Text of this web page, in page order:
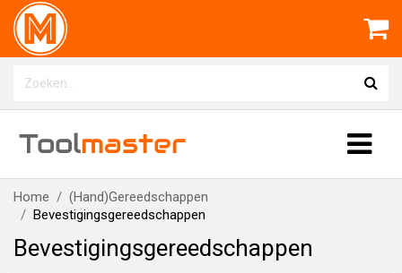
Toolmaster
Home
(Hand)Gereedschappen
Bevestigingsgereedschappen
Bevestigingsgereedschappen